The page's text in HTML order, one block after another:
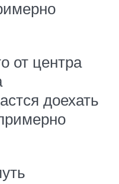
от центра
доехать